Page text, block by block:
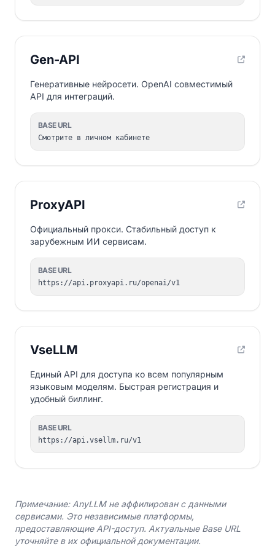
Gen-API
Генеративные нейросети. OpenAI совместимый
API для интеграций.
BASE URL
Смотрите в личном кабинете
ProxyAPI
Официальный прокси. Стабильный доступ к
зарубежным ИИ сервисам.
BASE URL
https://api.proxyapi.ru/openai/v1
VseLLM
Единый API для доступа ко всем популярным
языковым моделям. Быстрая регистрация и
удобный биллинг.
BASE URL
https://api.vsellm.ru/v1
Примечание: AnyLLM не аффилирован с данными
сервисами. Это независимые платформы,
предоставляющие API-доступ. Актуальные Base URL
уточняйте в их официальной документации.